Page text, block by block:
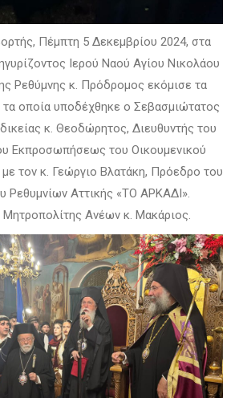
Πέμπτη 5 Δεκεμβρίου 2024, στα
Ιερού Ναού Αγίου Νικολάου
Ρεθύμνης κ. Πρόδρομος εκόμισε τα
τα οποία υποδέχθηκε ο Σεβασμιώτατος
κ. Θεοδώρητος, Διευθυντής του
Εκπροσωπήσεως του Οικουμενικού
με τον κ. Γεώργιο Βλατάκη, Πρόεδρο του
Ρεθυμνίων Αττικής «ΤΟ ΑΡΚΑΔΙ».
Ανέων κ. Μακάριος.